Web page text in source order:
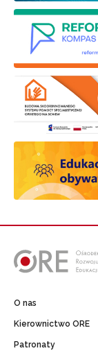
O nas
Kierownictwo ORE
Patronaty